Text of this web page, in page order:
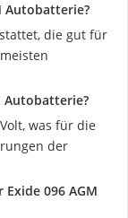
Autobatterie?
die gut für
Autobatterie?
was für die
der
096 AGM